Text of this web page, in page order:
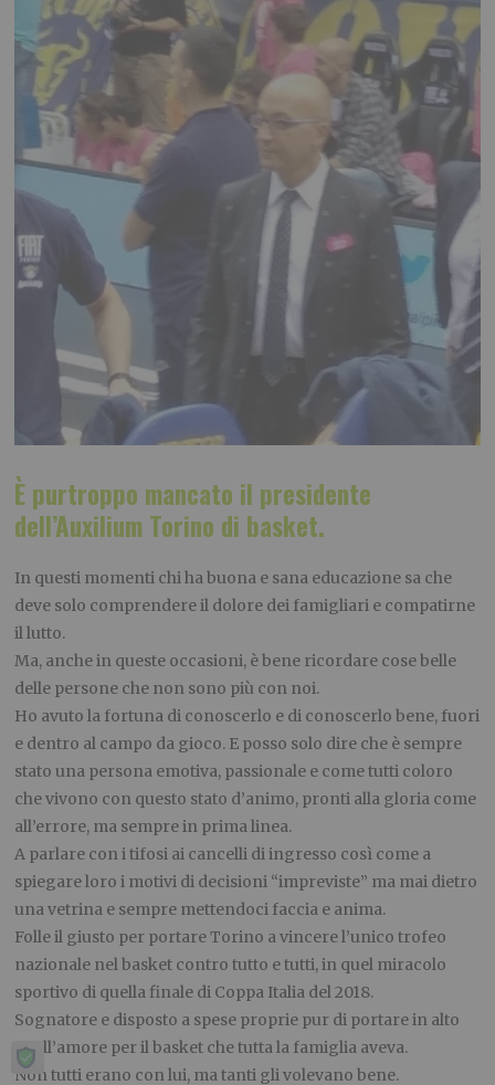
È purtroppo mancato il presidente
dell’Auxilium Torino di basket.
In questi momenti chi ha buona e sana educazione sa che
deve solo comprendere il dolore dei famigliari e compatirne
il lutto.
Ma, anche in queste occasioni, è bene ricordare cose belle
delle persone che non sono più con noi.
Ho avuto la fortuna di conoscerlo e di conoscerlo bene, fuori
e dentro al campo da gioco. E posso solo dire che è sempre
stato una persona emotiva, passionale e come tutti coloro
che vivono con questo stato d’animo, pronti alla gloria come
all’errore, ma sempre in prima linea.
A parlare con i tifosi ai cancelli di ingresso così come a
spiegare loro i motivi di decisioni “impreviste” ma mai dietro
una vetrina e sempre mettendoci faccia e anima.
Folle il giusto per portare Torino a vincere l’unico trofeo
nazionale nel basket contro tutto e tutti, in quel miracolo
sportivo di quella finale di Coppa Italia del 2018.
Sognatore e disposto a spese proprie pur di portare in alto
quell’amore per il basket che tutta la famiglia aveva.
Non tutti erano con lui, ma tanti gli volevano bene.